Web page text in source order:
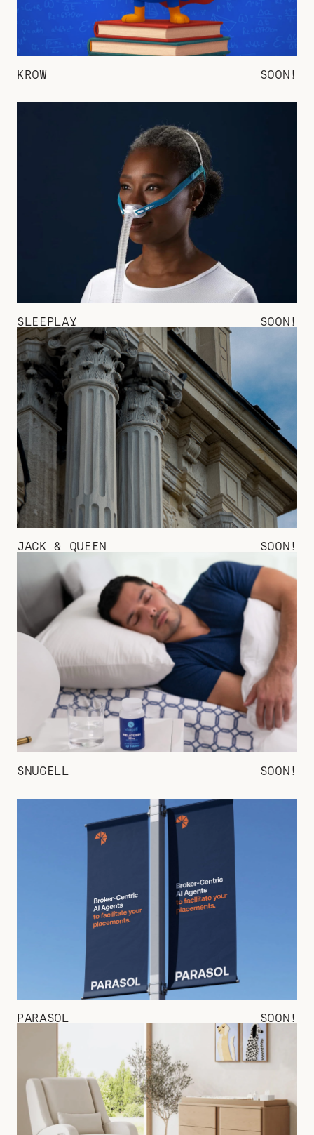
KROW SOON!
SLEEPLAY SOON!
JACK & QUEEN SOON!
SNUGELL SOON!
PARASOL SOON!